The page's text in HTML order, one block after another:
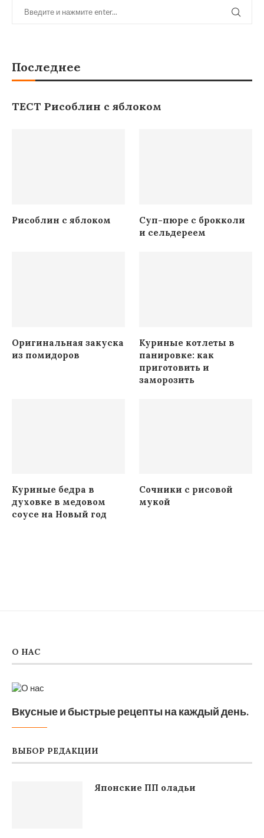
Последнее
ТЕСТ Рисоблин с яблоком
Рисоблин с яблоком
Суп-пюре с брокколи
и сельдереем
Оригинальная закуска
из помидоров
Куриные котлеты в
панировке: как
приготовить и
заморозить
Куриные бедра в
духовке в медовом
соусе на Новый год
Сочники с рисовой
мукой
О НАС
Вкусные и быстрые рецепты на каждый день.
ВЫБОР РЕДАКЦИИ
Японские ПП оладьи